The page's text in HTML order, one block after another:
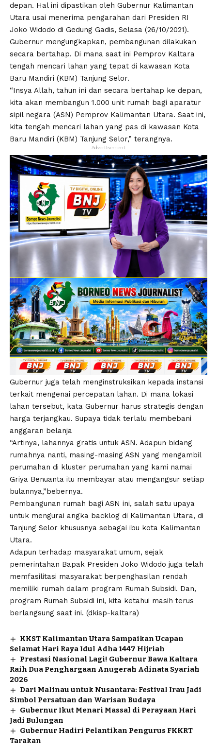
depan. Hal ini dipastikan oleh Gubernur Kalimantan
Utara usai menerima pengarahan dari Presiden RI
Joko Widodo di Gedung Gadis, Selasa (26/10/2021).
Gubernur mengungkapkan, pembangunan dilakukan
secara bertahap. Di mana saat ini Pemprov Kaltara
tengah mencari lahan yang tepat di kawasan Kota
Baru Mandiri (KBM) Tanjung Selor.
“Insya Allah, tahun ini dan secara bertahap ke depan,
kita akan membangun 1.000 unit rumah bagi aparatur
sipil negara (ASN) Pemprov Kalimantan Utara. Saat ini,
kita tengah mencari lahan yang pas di kawasan Kota
Baru Mandiri (KBM) Tanjung Selor,” terangnya.
- Advertisement -
Gubernur juga telah menginstruksikan kepada instansi
terkait mengenai percepatan lahan. Di mana lokasi
lahan tersebut, kata Gubernur harus strategis dengan
harga terjangkau. Supaya tidak terlalu membebani
anggaran belanja
“Artinya, lahannya gratis untuk ASN. Adapun bidang
rumahnya nanti, masing-masing ASN yang mengambil
perumahan di kluster perumahan yang kami namai
Griya Benuanta itu membayar atau mengangsur setiap
bulannya,”bebernya.
Pembangunan rumah bagi ASN ini, salah satu upaya
untuk mengurai angka backlog di Kalimantan Utara, di
Tanjung Selor khususnya sebagai ibu kota Kalimantan
Utara.
Adapun terhadap masyarakat umum, sejak
pemerintahan Bapak Presiden Joko Widodo juga telah
memfasilitasi masyarakat berpenghasilan rendah
memiliki rumah dalam program Rumah Subsidi. Dan,
program Rumah Subsidi ini, kita ketahui masih terus
berlangsung saat ini. (dkisp-kaltara)
KKST Kalimantan Utara Sampaikan Ucapan
Selamat Hari Raya Idul Adha 1447 Hijriah
Prestasi Nasional Lagi! Gubernur Bawa Kaltara
Raih Dua Penghargaan Anugerah Adinata Syariah
2026
Dari Malinau untuk Nusantara: Festival Irau Jadi
Simbol Persatuan dan Warisan Budaya
Gubernur Ikut Menari Massal di Perayaan Hari
Jadi Bulungan
Gubernur Hadiri Pelantikan Pengurus FKKRT
Tarakan